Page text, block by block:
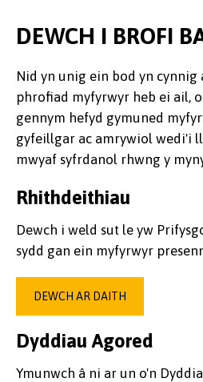
DEWCH I BROFI
Nid yn unig ein bod yn cynnig
phrofiad myfyrwyr heb ei ail,
gennym hefyd gymuned
gyfeillgar ac amrywiol wedi'i
mwyaf syfrdanol rhwng y
Rhithdeithiau
Dewch i weld sut le yw
sydd gan ein myfyrwyr
DEWCH AR DAITH
Dyddiau Agored
Ymunwch â ni ar un o'n